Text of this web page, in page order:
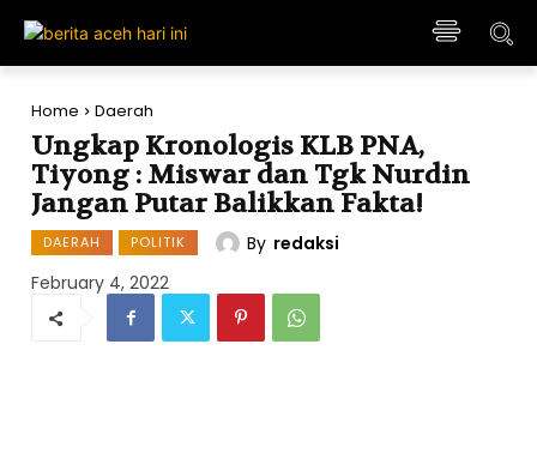
Home Daerah
Ungkap Kronologis KLB PNA,
Tiyong : Miswar dan Tgk Nurdin
Jangan Putar Balikkan Fakta!
DAERAH POLITIK By redaksi
February 4, 2022